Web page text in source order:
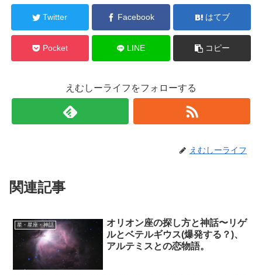
Twitter Facebook はてブ
Pocket LINE コピー
えむしーライフをフォローする
えむしーライフ
関連記事
星・星座・神話
オリオン座の探し方と神話〜リゲ
ルとベテルギウス(爆発する？)、
アルテミスとの恋物語。